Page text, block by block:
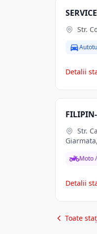
Str.
Detalii
Moto
Detalii
Toate